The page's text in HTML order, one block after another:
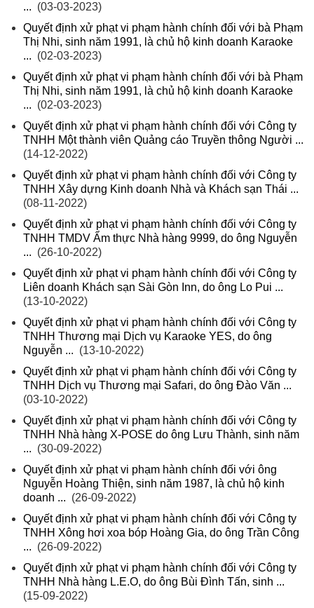
... (03-03-2023)
Quyết định xử phạt vi phạm hành chính đối với bà Phạm
Thị Nhi, sinh năm 1991, là chủ hộ kinh doanh Karaoke
... (02-03-2023)
Quyết định xử phạt vi phạm hành chính đối với bà Phạm
Thị Nhi, sinh năm 1991, là chủ hộ kinh doanh Karaoke
... (02-03-2023)
Quyết định xử phạt vi phạm hành chính đối với Công ty
TNHH Một thành viên Quảng cáo Truyền thông Người ...
(14-12-2022)
Quyết định xử phạt vi phạm hành chính đối với Công ty
TNHH Xây dựng Kinh doanh Nhà và Khách sạn Thái ...
(08-11-2022)
Quyết định xử phạt vi phạm hành chính đối với Công ty
TNHH TMDV Ẩm thực Nhà hàng 9999, do ông Nguyễn
... (26-10-2022)
Quyết định xử phạt vi phạm hành chính đối với Công ty
Liên doanh Khách sạn Sài Gòn Inn, do ông Lo Pui ...
(13-10-2022)
Quyết định xử phạt vi phạm hành chính đối với Công ty
TNHH Thương mại Dịch vụ Karaoke YES, do ông
Nguyễn ... (13-10-2022)
Quyết định xử phạt vi phạm hành chính đối với Công ty
TNHH Dịch vụ Thương mại Safari, do ông Đào Văn ...
(03-10-2022)
Quyết định xử phạt vi phạm hành chính đối với Công ty
TNHH Nhà hàng X-POSE do ông Lưu Thành, sinh năm
... (30-09-2022)
Quyết định xử phạt vi phạm hành chính đối với ông
Nguyễn Hoàng Thiện, sinh năm 1987, là chủ hộ kinh
doanh ... (26-09-2022)
Quyết định xử phạt vi phạm hành chính đối với Công ty
TNHH Xông hơi xoa bóp Hoàng Gia, do ông Trần Công
... (26-09-2022)
Quyết định xử phạt vi phạm hành chính đối với Công ty
TNHH Nhà hàng L.E.O, do ông Bùi Đình Tấn, sinh ...
(15-09-2022)